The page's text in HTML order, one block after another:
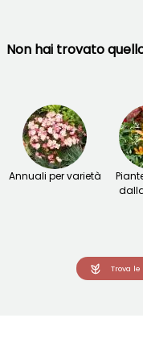
Non hai trovato
Annuali per varietà
Trova